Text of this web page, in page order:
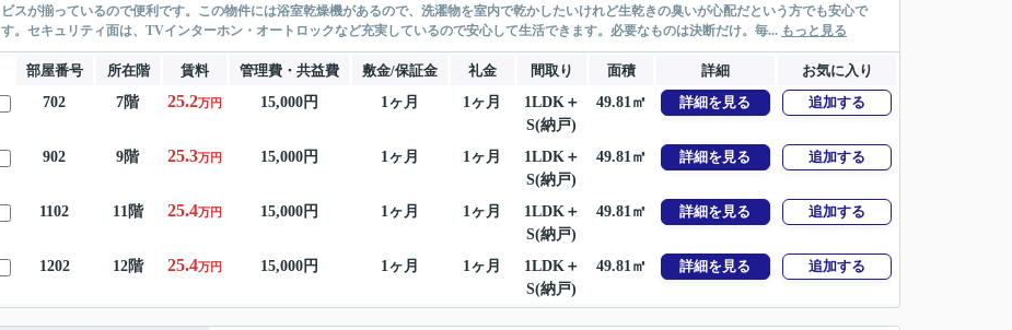
ビスが揃っているので便利です。この物件には浴室乾燥機があるので、洗濯物を室内で乾かしたいけれど生乾きの臭いが心配だという方でも安心で
す。セキュリティ面は、TVインターホン・オートロックなど充実しているので安心して生活できます。必要なものは決断だけ。毎... もっと見る
部屋番号 所在階 賃料 管理費・共益費 敷金/保証金 礼金 間取り 面積 詳細
お気に入り
702
7階 25.2万円 15,000円 1ヶ月 1ヶ月
1LDK＋
S(納戸)
49.81㎡ 詳細を見る 追加する
902 9階 25.3万円 15,000円 1ヶ月 1ヶ月
1LDK＋
S(納戸)
49.81㎡ 詳細を見る 追加する
1102 11階 25.4万円 15,000円 1ヶ月 1ヶ月
1LDK＋
S(納戸)
49.81㎡ 詳細を見る 追加する
1202 12階 25.4万円 15,000円 1ヶ月 1ヶ月
1LDK＋
S(納戸)
49.81㎡ 詳細を見る 追加する